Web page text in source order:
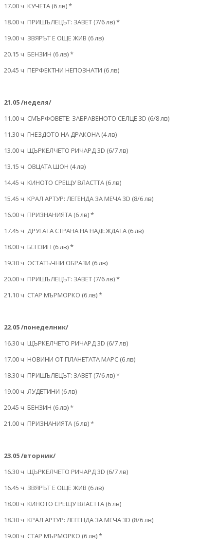
17.00 ч КУЧЕТА (6 лв) *
18.00 ч ПРИШЪЛЕЦЪТ: ЗАВЕТ (7/6 лв) *
19.00 ч ЗВЯРЪТ Е ОЩЕ ЖИВ (6 лв)
20.15 ч БЕНЗИН (6 лв) *
20.45 ч ПЕРФЕКТНИ НЕПОЗНАТИ (6 лв)
21.05 /неделя/
11.00 ч СМЪРФОВЕТЕ: ЗАБРАВЕНОТО СЕЛЦЕ 3D (6/8 лв)
11.30 ч ГНЕЗДОТО НА ДРАКОНА (4 лв)
13.00 ч ЩЪРКЕЛЧЕТО РИЧАРД 3D (6/7 лв)
13.15 ч ОВЦАТА ШОН (4 лв)
14.45 ч КИНОТО СРЕЩУ ВЛАСТТА (6 лв)
15.45 ч КРАЛ АРТУР: ЛЕГЕНДА ЗА МЕЧА 3D (8/6 лв)
16.00 ч ПРИЗНАНИЯТА (6 лв) *
17.45 ч ДРУГАТА СТРАНА НА НАДЕЖДАТА (6 лв)
18.00 ч БЕНЗИН (6 лв) *
19.30 ч ОСТАТЪЧНИ ОБРАЗИ (6 лв)
20.00 ч ПРИШЪЛЕЦЪТ: ЗАВЕТ (7/6 лв) *
21.10 ч СТАР МЪРМОРКО (6 лв) *
22.05 /понеделник/
16.30 ч ЩЪРКЕЛЧЕТО РИЧАРД 3D (6/7 лв)
17.00 ч НОВИНИ ОТ ПЛАНЕТАТА МАРС (6 лв)
18.30 ч ПРИШЪЛЕЦЪТ: ЗАВЕТ (7/6 лв) *
19.00 ч ЛУДЕТИНИ (6 лв)
20.45 ч БЕНЗИН (6 лв) *
21.00 ч ПРИЗНАНИЯТА (6 лв) *
23.05 /вторник/
16.30 ч ЩЪРКЕЛЧЕТО РИЧАРД 3D (6/7 лв)
16.45 ч ЗВЯРЪТ Е ОЩЕ ЖИВ (6 лв)
18.00 ч КИНОТО СРЕЩУ ВЛАСТТА (6 лв)
18.30 ч КРАЛ АРТУР: ЛЕГЕНДА ЗА МЕЧА 3D (8/6 лв)
19.00 ч СТАР МЪРМОРКО (6 лв) *